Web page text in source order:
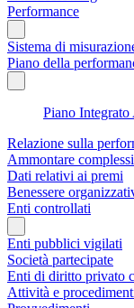
Performance
Sistema di
Piano della
Piano
Relazione sulla
Ammontare
Dati relativi ai premi
Benessere
Enti controllati
Enti pubblici vigilati
Società partecipate
Enti di diritto privato
Attività e